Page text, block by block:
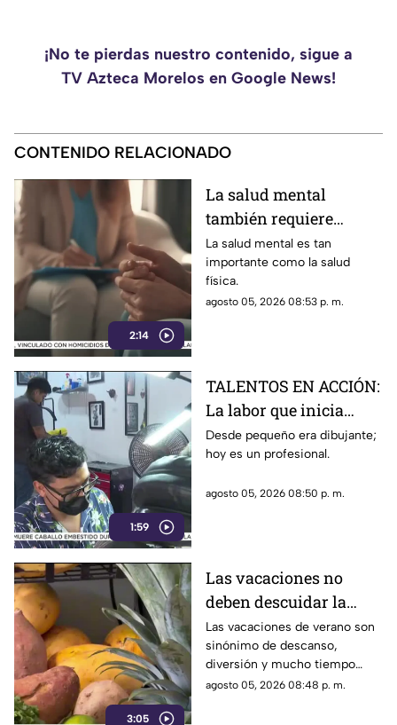
¡No te pierdas nuestro contenido, sigue a
TV Azteca Morelos en Google News!
CONTENIDO RELACIONADO
2:14
La salud mental
también requiere
atención
La salud mental es tan
importante como la salud
física.
agosto 05, 2026 08:53 p. m.
1:59
TALENTOS EN ACCIÓN:
La labor que inicia
desde la creatividad
Desde pequeño era dibujante;
hoy es un profesional.
agosto 05, 2026 08:50 p. m.
3:05
Las vacaciones no
deben descuidar la
alimentación infantil
Las vacaciones de verano son
sinónimo de descanso,
diversión y mucho tiempo
libre.
agosto 05, 2026 08:48 p. m.